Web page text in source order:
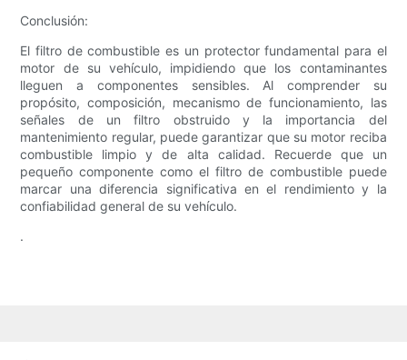
Conclusión:
El filtro de combustible es un protector fundamental para el
motor de su vehículo, impidiendo que los contaminantes
lleguen a componentes sensibles. Al comprender su
propósito, composición, mecanismo de funcionamiento, las
señales de un filtro obstruido y la importancia del
mantenimiento regular, puede garantizar que su motor reciba
combustible limpio y de alta calidad. Recuerde que un
pequeño componente como el filtro de combustible puede
marcar una diferencia significativa en el rendimiento y la
confiabilidad general de su vehículo.
.